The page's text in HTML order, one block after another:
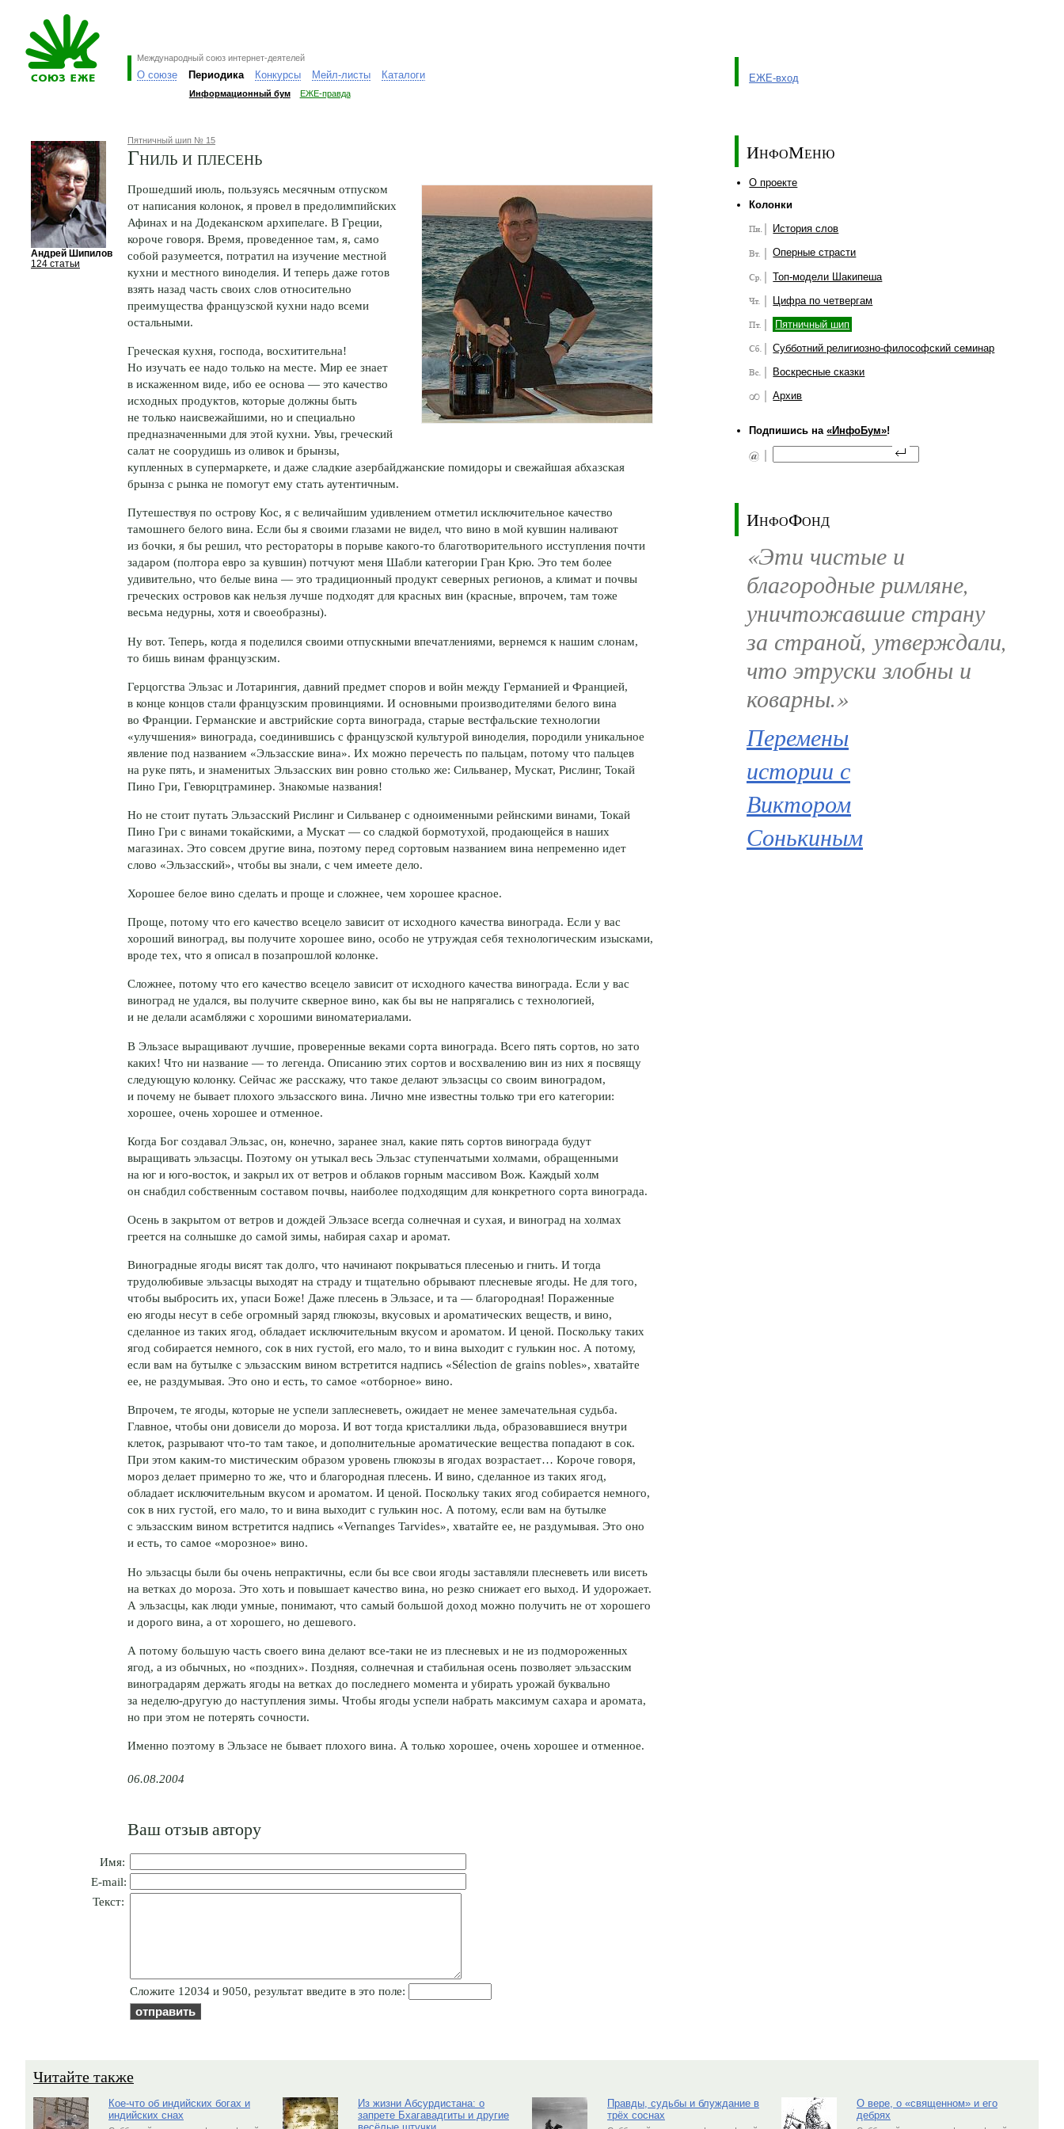
Международный союз интернет-деятелей
О союзе Периодика Конкурсы Мейл-листы Каталоги
Информационный бум ЕЖЕ-правда
ЕЖЕ-вход
Андрей Шипилов
124 статьи
Пятничный шип № 15
Гниль и плесень
Прошедший июль, пользуясь месячным отпуском
от написания колонок, я провел в предолимпийских
Афинах и на Додеканском архипелаге. В Греции,
короче говоря. Время, проведенное там, я, само
собой разумеется, потратил на изучение местной
кухни и местного виноделия. И теперь даже готов
взять назад часть своих слов относительно
преимущества французской кухни надо всеми
остальными.
Греческая кухня, господа, восхитительна!
Но изучать ее надо только на месте. Мир ее знает
в искаженном виде, ибо ее основа — это качество
исходных продуктов, которые должны быть
не только наисвежайшими, но и специально
предназначенными для этой кухни. Увы, греческий
салат не соорудишь из оливок и брынзы,
купленных в супермаркете, и даже сладкие азербайджанские помидоры и свежайшая абхазская
брынза с рынка не помогут ему стать аутентичным.
Путешествуя по острову Кос, я с величайшим удивлением отметил исключительное качество
тамошнего белого вина. Если бы я своими глазами не видел, что вино в мой кувшин наливают
из бочки, я бы решил, что рестораторы в порыве какого-то благотворительного исступления почти
задаром (полтора евро за кувшин) потчуют меня Шабли категории Гран Крю. Это тем более
удивительно, что белые вина — это традиционный продукт северных регионов, а климат и почвы
греческих островов как нельзя лучше подходят для красных вин (красные, впрочем, там тоже
весьма недурны, хотя и своеобразны).
Ну вот. Теперь, когда я поделился своими отпускными впечатлениями, вернемся к нашим слонам,
то бишь винам французским.
Герцогства Эльзас и Лотарингия, давний предмет споров и войн между Германией и Францией,
в конце концов стали французским провинциями. И основными производителями белого вина
во Франции. Германские и австрийские сорта винограда, старые вестфальские технологии
«улучшения» винограда, соединившись с французской культурой виноделия, породили уникальное
явление под названием «Эльзасские вина». Их можно перечесть по пальцам, потому что пальцев
на руке пять, и знаменитых Эльзасских вин ровно столько же: Сильванер, Мускат, Рислинг, Токай
Пино Гри, Гевюрцтраминер. Знакомые названия!
Но не стоит путать Эльзасский Рислинг и Сильванер с одноименными рейнскими винами, Токай
Пино Гри с винами токайскими, а Мускат — со сладкой бормотухой, продающейся в наших
магазинах. Это совсем другие вина, поэтому перед сортовым названием вина непременно идет
слово «Эльзасский», чтобы вы знали, с чем имеете дело.
Хорошее белое вино сделать и проще и сложнее, чем хорошее красное.
Проще, потому что его качество всецело зависит от исходного качества винограда. Если у вас
хороший виноград, вы получите хорошее вино, особо не утруждая себя технологическим изысками,
вроде тех, что я описал в позапрошлой колонке.
Сложнее, потому что его качество всецело зависит от исходного качества винограда. Если у вас
виноград не удался, вы получите скверное вино, как бы вы не напрягались с технологией,
и не делали асамбляжи с хорошими виноматериалами.
В Эльзасе выращивают лучшие, проверенные веками сорта винограда. Всего пять сортов, но зато
каких! Что ни название — то легенда. Описанию этих сортов и восхвалению вин из них я посвящу
следующую колонку. Сейчас же расскажу, что такое делают эльзасцы со своим виноградом,
и почему не бывает плохого эльзасского вина. Лично мне известны только три его категории:
хорошее, очень хорошее и отменное.
Когда Бог создавал Эльзас, он, конечно, заранее знал, какие пять сортов винограда будут
выращивать эльзасцы. Поэтому он утыкал весь Эльзас ступенчатыми холмами, обращенными
на юг и юго-восток, и закрыл их от ветров и облаков горным массивом Вож. Каждый холм
он снабдил собственным составом почвы, наиболее подходящим для конкретного сорта винограда.
Осень в закрытом от ветров и дождей Эльзасе всегда солнечная и сухая, и виноград на холмах
греется на солнышке до самой зимы, набирая сахар и аромат.
Виноградные ягоды висят так долго, что начинают покрываться плесенью и гнить. И тогда
трудолюбивые эльзасцы выходят на страду и тщательно обрывают плесневые ягоды. Не для того,
чтобы выбросить их, упаси Боже! Даже плесень в Эльзасе, и та — благородная! Пораженные
ею ягоды несут в себе огромный заряд глюкозы, вкусовых и ароматических веществ, и вино,
сделанное из таких ягод, обладает исключительным вкусом и ароматом. И ценой. Поскольку таких
ягод собирается немного, сок в них густой, его мало, то и вина выходит с гулькин нос. А потому,
если вам на бутылке с эльзасским вином встретится надпись «Sélection de grains nobles», хватайте
ее, не раздумывая. Это оно и есть, то самое «отборное» вино.
Впрочем, те ягоды, которые не успели заплесневеть, ожидает не менее замечательная судьба.
Главное, чтобы они довисели до мороза. И вот тогда кристаллики льда, образовавшиеся внутри
клеток, разрывают что-то там такое, и дополнительные ароматические вещества попадают в сок.
При этом каким-то мистическим образом уровень глюкозы в ягодах возрастает… Короче говоря,
мороз делает примерно то же, что и благородная плесень. И вино, сделанное из таких ягод,
обладает исключительным вкусом и ароматом. И ценой. Поскольку таких ягод собирается немного,
сок в них густой, его мало, то и вина выходит с гулькин нос. А потому, если вам на бутылке
с эльзасским вином встретится надпись «Vernanges Tarvides», хватайте ее, не раздумывая. Это оно
и есть, то самое «морозное» вино.
Но эльзасцы были бы очень непрактичны, если бы все свои ягоды заставляли плесневеть или висеть
на ветках до мороза. Это хоть и повышает качество вина, но резко снижает его выход. И удорожает.
А эльзасцы, как люди умные, понимают, что самый большой доход можно получить не от хорошего
и дорого вина, а от хорошего, но дешевого.
А потому большую часть своего вина делают все-таки не из плесневых и не из подмороженных
ягод, а из обычных, но «поздних». Поздняя, солнечная и стабильная осень позволяет эльзасским
виноградарям держать ягоды на ветках до последнего момента и убирать урожай буквально
за неделю-другую до наступления зимы. Чтобы ягоды успели набрать максимум сахара и аромата,
но при этом не потерять сочности.
Именно поэтому в Эльзасе не бывает плохого вина. А только хорошее, очень хорошее и отменное.
06.08.2004
Ваш отзыв автору
Имя:
E-mail:
Текст:
Cлoжитe 12034 и 9050, результат введите в это поле:
ИнфоМеню
О проекте
Колонки
История слов
Оперные страсти
Топ-модели Шакипеша
Цифра по четвергам
Пятничный шип
Субботний религиозно-философский семинар
Воскресные сказки
Архив
Подпишись на«ИнфоБум»!
ИнфоФонд
«Эти чистые и
благородные римляне,
уничтожавшие страну
за страной, утверждали,
что этруски злобны и
коварны.»
Перемены
истории с
Виктором
Сонькиным
Читайте также
Кое-что об индийских богах и
индийских снах
Из жизни Абсурдистана: о
запрете Бхагавадгиты и другие
Правды, судьбы и блуждание в
трёх соснах
О вере, о «священном» и его
дебрях